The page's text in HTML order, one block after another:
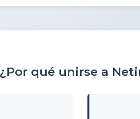
¿Por qué unirse a